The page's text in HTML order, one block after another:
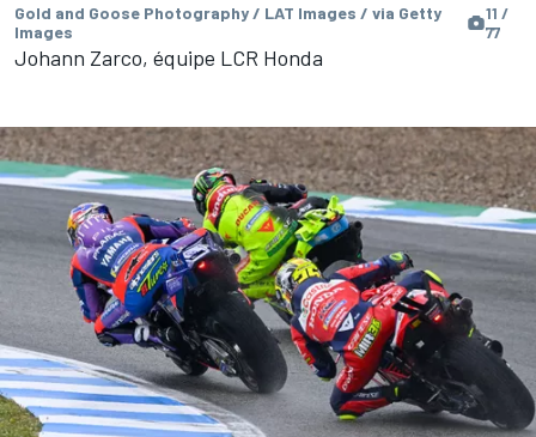
Gold and Goose Photography / LAT Images / via Getty
Images
11 /
77
Johann Zarco, équipe LCR Honda